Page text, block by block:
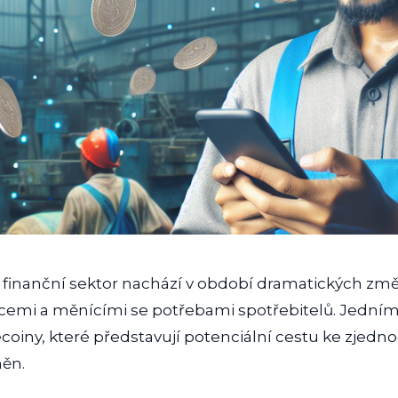
sektor nachází v období dramatických
a měnícími se potřebami spotřebitelů.
které představují potenciální cestu ke